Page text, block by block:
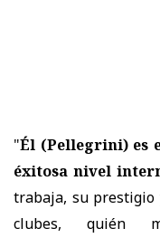
"Él (Pellegrini) es
éxitosa nivel
trabaja, su
clubes, quién